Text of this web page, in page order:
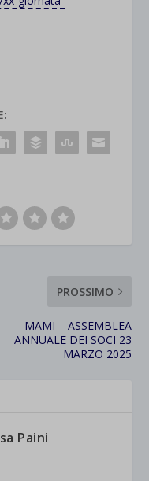
PROSSIMO
MAMI – ASSEMBLEA
ANNUALE DEI SOCI 23
MARZO 2025
Paini